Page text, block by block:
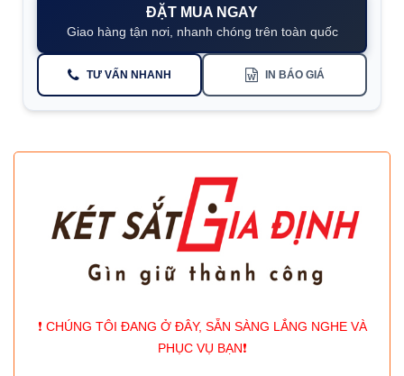
ĐẶT MUA NGAY
Giao hàng tận nơi, nhanh chóng trên toàn quốc
TƯ VẤN NHANH IN BÁO GIÁ
❗️ CHÚNG TÔI ĐANG Ở ĐÂY, SẴN SÀNG LẮNG NGHE VÀ
PHỤC VỤ BẠN❗️